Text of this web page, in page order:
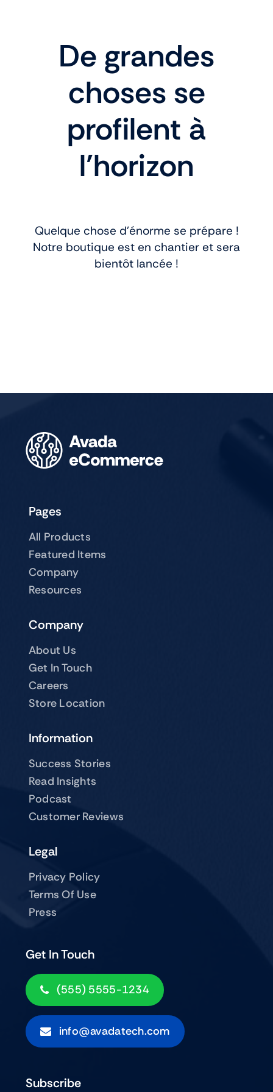
De grandes
choses se
profilent à
l’horizon
Quelque chose d’énorme se prépare !
Notre boutique est en chantier et sera
bientôt lancée !
Pages
All Products
Featured Items
Company
Resources
Company
About Us
Get In Touch
Careers
Store Location
Get In Touch
(555) 5555-1234
info@avadatech.com
Information
Success Stories
Read Insights
Podcast
Customer Reviews
Legal
Privacy Policy
Terms Of Use
Press
Subscribe